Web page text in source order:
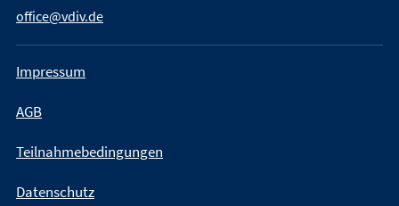
office@vdiv.de
Impressum
AGB
Teilnahmebedingungen
Datenschutz